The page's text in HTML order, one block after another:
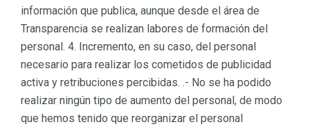
información que publica, aunque desde el área de
Transparencia se realizan labores de formación del
personal. 4. Incremento, en su caso, del personal
necesario para realizar los cometidos de publicidad
activa y retribuciones percibidas. .- No se ha podido
realizar ningún tipo de aumento del personal, de modo
que hemos tenido que reorganizar el personal